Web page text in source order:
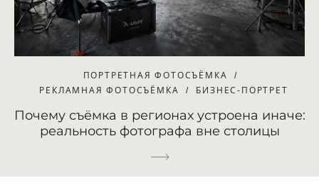
ПОРТРЕТНАЯ ФОТОСЪЁМКА
РЕКЛАМНАЯ ФОТОСЪЁМКА
БИЗНЕС-ПОРТРЕТ
Почему съёмка в регионах устроена иначе:
реальность фотографа вне столицы